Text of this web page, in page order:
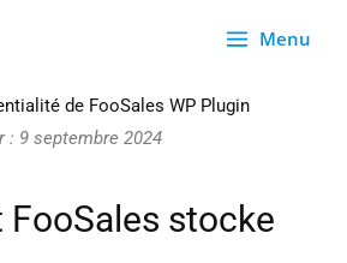
Menu
de FooSales WP Plugin
: 9 septembre 2024
stocke